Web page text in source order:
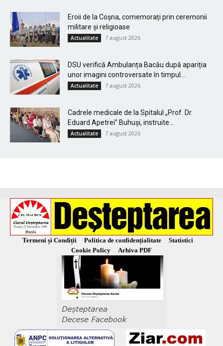
Eroii de la Coșna, comemorați prin ceremonii
militare și religioase
Actualitate 7 august 2026
DSU verifică Ambulanța Bacău după apariția
unor imagini controversate în timpul...
Actualitate 7 august 2026
Cadrele medicale de la Spitalul „Prof. Dr.
Eduard Apetrei” Buhuși, instruite...
Actualitate 7 august 2026
Termeni și Condiții Politica de confidențialitate
Statistici
Cookie Policy
Arhiva PDF